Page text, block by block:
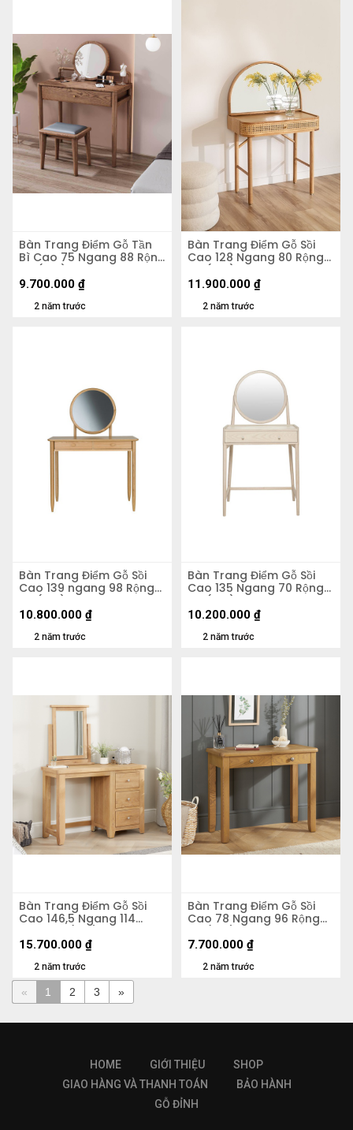
Bàn Trang Điểm Gỗ Tần
Bì Cao 75 Ngang 88 Rộng
45 (cm)
2 năm trước
9.700.000 ₫
Bàn Trang Điểm Gỗ Sồi
Cao 128 Ngang 80 Rộng
45 (cm)
2 năm trước
11.900.000 ₫
Bàn Trang Điểm Gỗ Sồi
Cao 139 ngang 98 Rộng
50 (cm)
2 năm trước
10.800.000 ₫
Bàn Trang Điểm Gỗ Sồi
Cao 135 Ngang 70 Rộng
40 (cm)
2 năm trước
10.200.000 ₫
Bàn Trang Điểm Gỗ Sồi
Cao 146,5 Ngang 114
Rộng 43 (cm)
2 năm trước
15.700.000 ₫
Bàn Trang Điểm Gỗ Sồi
Cao 78 Ngang 96 Rộng
45 (cm)
2 năm trước
7.700.000 ₫
« 1 2 3 »
HOME GIỚI THIỆU
SHOP
GIAO HÀNG VÀ THANH TOÁN
BẢO HÀNH
GỖ ĐỈNH